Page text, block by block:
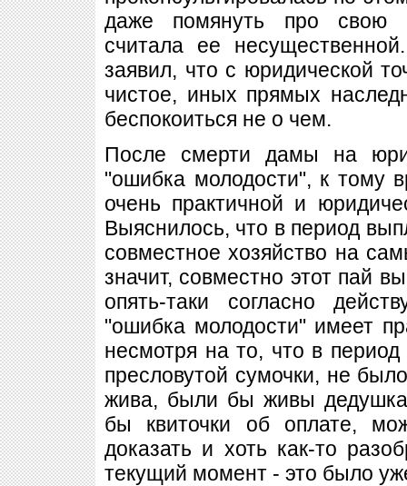
даже помянуть про свою
считала ее
заявил, что с юридической
чистое, иных прямых
беспокоиться не о чем.
После смерти дамы на
"ошибка молодости", к тому
очень практичной и
Выяснилось, что в период
совместное хозяйство на
значит, совместно этот пай
опять-таки согласно
"ошибка молодости" имеет
несмотря на то, что в
пресловутой сумочки, не
жива, были бы живы
бы квиточки об оплате,
доказать и хоть как-то
текущий момент - это было